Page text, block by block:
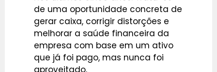
de uma oportunidade concreta de
gerar caixa, corrigir distorções e
melhorar a saúde financeira da
empresa com base em um ativo
que já foi pago, mas nunca foi
aproveitado.